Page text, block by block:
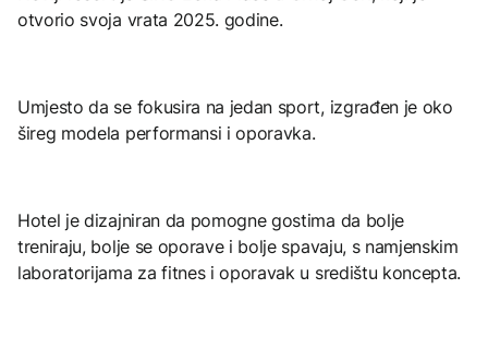
otvorio svoja vrata 2025. godine.
Umjesto da se fokusira na jedan sport, izgrađen je oko
šireg modela performansi i oporavka.
Hotel je dizajniran da pomogne gostima da bolje
treniraju, bolje se oporave i bolje spavaju, s namjenskim
laboratorijama za fitnes i oporavak u središtu koncepta.